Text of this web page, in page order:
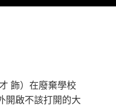
飾）在廢棄學校
開啟不該打開的大